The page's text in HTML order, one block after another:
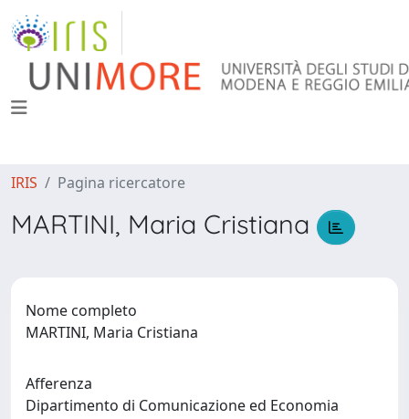
IRIS Pagina ricercatore
MARTINI, Maria Cristiana
Nome completo
MARTINI, Maria Cristiana
Afferenza
Dipartimento di Comunicazione ed Economia